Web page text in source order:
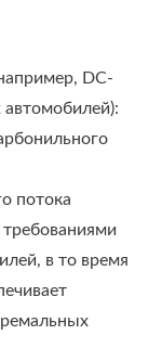
DC-
автомобилей):
потока
в то время